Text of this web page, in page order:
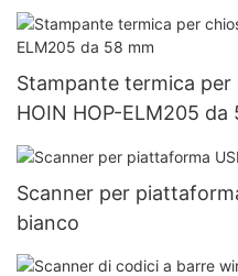
USB+Bluetooth
Stampante termica
HOIN HOP-ELM205 da
Scanner per
bianco